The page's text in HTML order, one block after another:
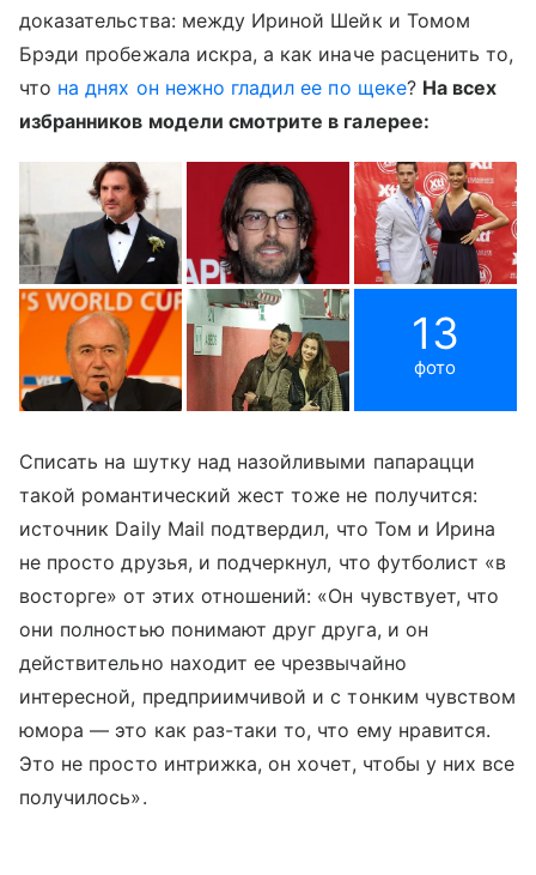
доказательства: между Ириной Шейк и Томом
Брэди пробежала искра, а как иначе расценить то,
что на днях он нежно гладил ее по щеке? На всех
избранников модели смотрите в галерее:
13
фото
Списать на шутку над назойливыми папарацци
такой романтический жест тоже не получится:
источник Daily Mail подтвердил, что Том и Ирина
не просто друзья, и подчеркнул, что футболист «в
восторге» от этих отношений: «Он чувствует, что
они полностью понимают друг друга, и он
действительно находит ее чрезвычайно
интересной, предприимчивой и с тонким чувством
юмора — это как раз-таки то, что ему нравится.
Это не просто интрижка, он хочет, чтобы у них все
получилось».